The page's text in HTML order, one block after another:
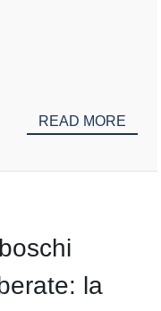
READ MORE
la